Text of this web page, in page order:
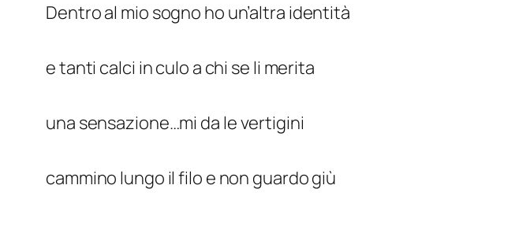
Dentro al mio sogno ho un’altra identità
e tanti calci in culo a chi se li merita
una sensazione…mi da le vertigini
cammino lungo il filo e non guardo giù